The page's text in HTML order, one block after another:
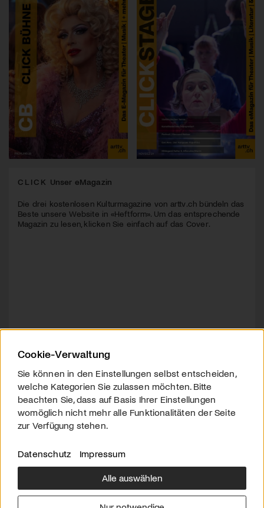
CLICK Unser eMagazin
Die drei kostenlosen Kulturmagazine von arttv.ch bündeln das
Beste unsere Website in «Heftform». Um das entsprechende
Magazin zu lesen, klicken Sie einfach auf das Cover.
Über uns
Downloads
Impressum
Cookie-Verwaltung
Sie können in den Einstellungen selbst entscheiden,
welche Kategorien Sie zulassen möchten. Bitte
beachten Sie, dass auf Basis Ihrer Einstellungen
womöglich nicht mehr alle Funktionalitäten der Seite
zur Verfügung stehen.
Datenschutz Impressum
Alle auswählen